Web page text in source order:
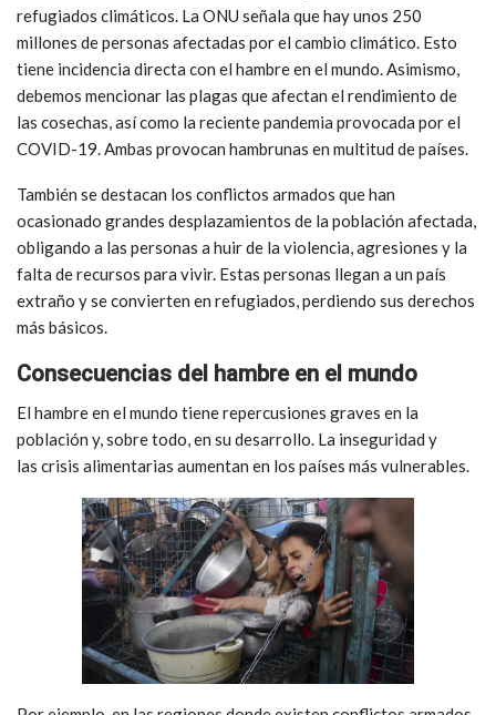
refugiados climáticos. La ONU señala que hay unos 250
millones de personas afectadas por el cambio climático. Esto
tiene incidencia directa con el hambre en el mundo. Asimismo,
debemos mencionar las plagas que afectan el rendimiento de
las cosechas, así como la reciente pandemia provocada por el
COVID-19. Ambas provocan hambrunas en multitud de países.
También se destacan los conflictos armados que han
ocasionado grandes desplazamientos de la población afectada,
obligando a las personas a huir de la violencia, agresiones y la
falta de recursos para vivir. Estas personas llegan a un país
extraño y se convierten en refugiados, perdiendo sus derechos
más básicos.
Consecuencias del hambre en el mundo
El hambre en el mundo tiene repercusiones graves en la
población y, sobre todo, en su desarrollo. La inseguridad y
las crisis alimentarias aumentan en los países más vulnerables.